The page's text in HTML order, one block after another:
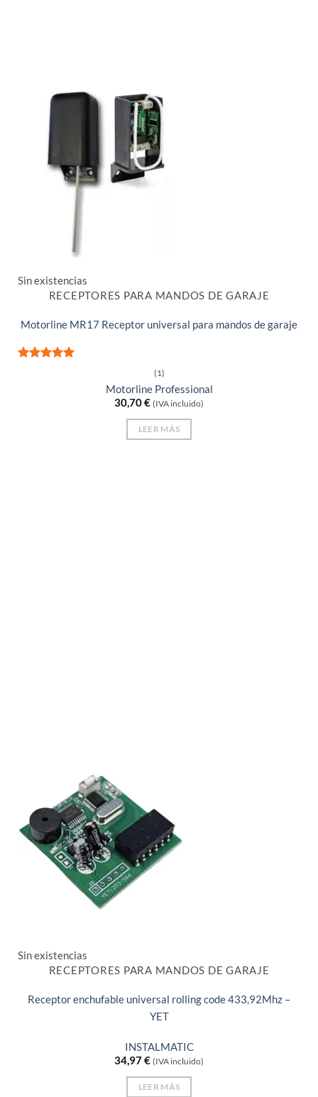
Sin existencias
RECEPTORES PARA MANDOS DE GARAJE
Motorline MR17 Receptor universal para mandos de garaje
(1)
Motorline Professional
30,70€ (IVA incluido)
LEER MÁS
Sin existencias
RECEPTORES PARA MANDOS DE GARAJE
Receptor enchufable universal rolling code 433,92Mhz –
YET
INSTALMATIC
34,97€ (IVA incluido)
LEER MÁS